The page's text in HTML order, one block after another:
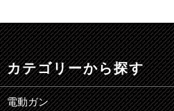
カテゴリーから探す
電動ガン